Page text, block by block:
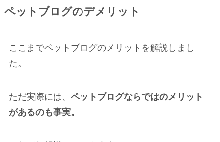
ペットブログのデメリット
ここまでペットブログのメリットを解説しまし
た。
ただ実際には、 ペットブログならではのメリット
があるのも事実。